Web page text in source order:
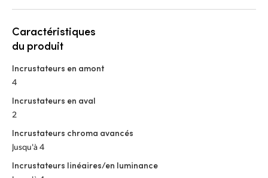
Caractéristiques
du produit
Incrustateurs en amont
4
Incrustateurs en aval
2
Incrustateurs chroma avancés
Jusqu'à 4
Incrustateurs linéaires/en luminance